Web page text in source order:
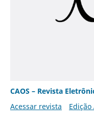
CAOS – Revista
Acessar revista
Edição